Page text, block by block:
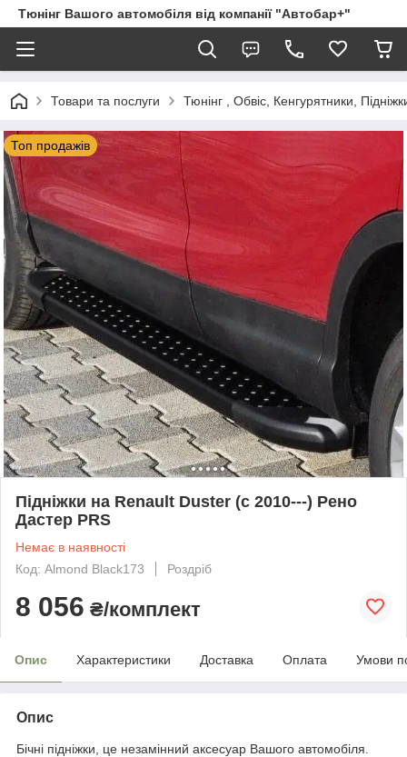
Тюнінг Вашого автомобіля від компанії "Автобар+"
Товари та послуги Тюнінг , Обвіс, Кенгурятники,
Топ продажів
Підніжки на Renault Duster (c 2010---) Рено
Дастер PRS
Немає в наявності
Код: Almond Black173
Роздріб
8 056 ₴/комплект
Опис Характеристики Доставка Оплата Умови
Опис
Бічні підніжки, це незамінний аксесуар Вашого автомобіля.